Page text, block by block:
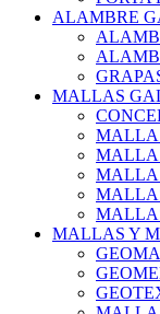
ALAMBRE
MALLAS
MALLA
MALLA
MALLA
MALLAS Y